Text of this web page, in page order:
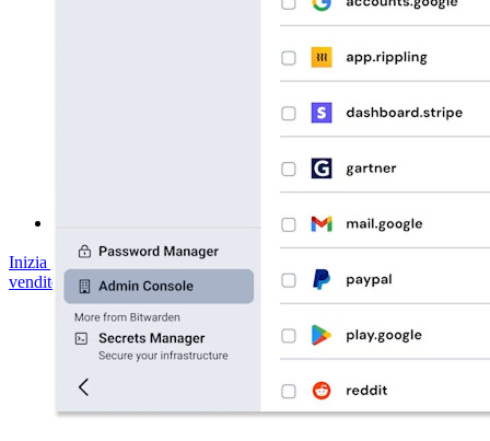
Whitepaper sulla sicurezza di Bitwarden
Inizia gratisInizia gratis Contatta il reparto vendite
vendite
AccediAccedi